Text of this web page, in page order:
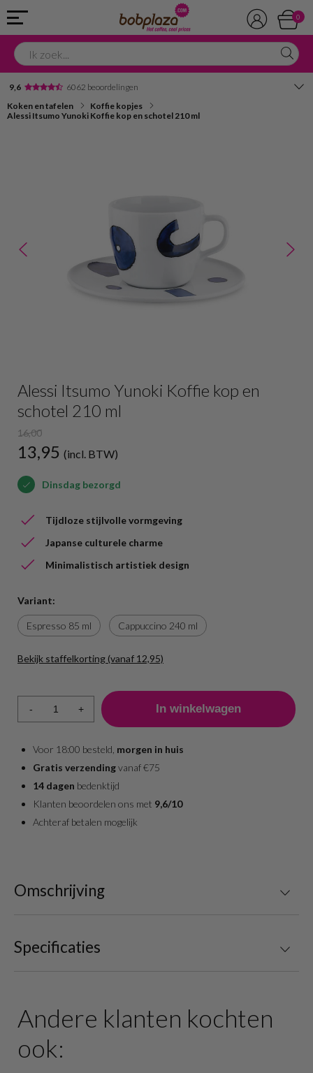
0
9,6 6062 beoordelingen
Avondbezorging
Koken en tafelen
Koffie kopjes
Alessi Itsumo Yunoki Koffie kop en schotel 210 ml
Alessi Itsumo Yunoki Koffie kop en
schotel 210 ml
16,00
13,95 (incl. BTW)
Dinsdag bezorgd
Tijdloze stijlvolle vormgeving
Japanse culturele charme
Minimalistisch artistiek design
Variant:
Espresso 85 ml Cappuccino 240 ml
Bekijk staffelkorting (vanaf 12,95)
1 - 3
4 +
12,95
- +
Voor 18:00 besteld, morgen in huis
Gratis verzendingvanaf €75
14 dagen bedenktijd
Klanten beoordelen ons met 9,6/10
Achteraf betalen mogelijk
Omschrijving
Specificaties
Andere klanten kochten
ook: